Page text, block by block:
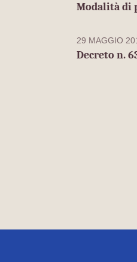
Modalità di
29 MAGGIO
Decreto n.